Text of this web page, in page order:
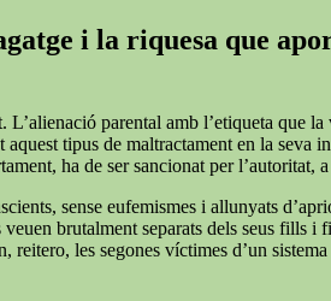
i la riquesa que
parental amb l’etiqueta que
tipus de maltractament en la seva
ha de ser sancionat per l’autoritat,
sense eufemismes i allunyats
brutalment separats dels seus fills
les segones víctimes d’un